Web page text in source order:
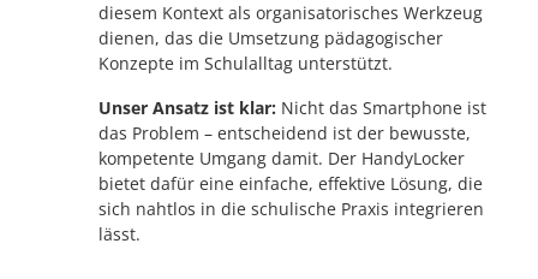
diesem Kontext als organisatorisches Werkzeug
dienen, das die Umsetzung pädagogischer
Konzepte im Schulalltag unterstützt.
Unser Ansatz ist klar: Nicht das Smartphone ist
das Problem – entscheidend ist der bewusste,
kompetente Umgang damit. Der HandyLocker
bietet dafür eine einfache, effektive Lösung, die
sich nahtlos in die schulische Praxis integrieren
lässt.